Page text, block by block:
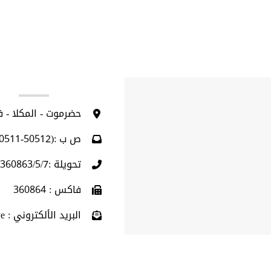
حضرموت - المكلا -
ص ب :(50512-50511)
تحويلة :360863/5/7 (009675)
فاكس : 360864
البريد الألكتروني : info@hu.edu.ye